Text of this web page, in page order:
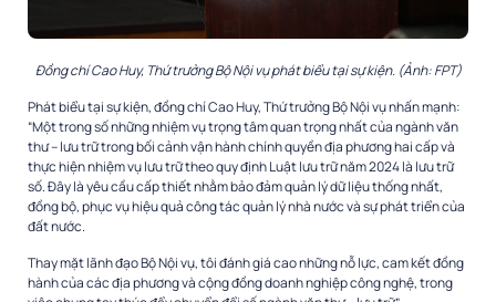
Đồng chí Cao Huy, Thứ trưởng Bộ Nội vụ phát biểu tại sự kiện. (Ảnh: FPT)
Phát biểu tại sự kiện, đồng chí Cao Huy, Thứ trưởng Bộ Nội vụ nhấn mạnh:
“Một trong số những nhiệm vụ trọng tâm quan trọng nhất của ngành văn
thư – lưu trữ trong bối cảnh vận hành chính quyền địa phương hai cấp và
thực hiện nhiệm vụ lưu trữ theo quy định Luật lưu trữ năm 2024 là lưu trữ
số. Đây là yêu cầu cấp thiết nhằm bảo đảm quản lý dữ liệu thống nhất,
đồng bộ, phục vụ hiệu quả công tác quản lý nhà nước và sự phát triển của
đất nước.
Thay mặt lãnh đạo Bộ Nội vụ, tôi đánh giá cao những nỗ lực, cam kết đồng
hành của các địa phương và cộng đồng doanh nghiệp công nghệ, trong